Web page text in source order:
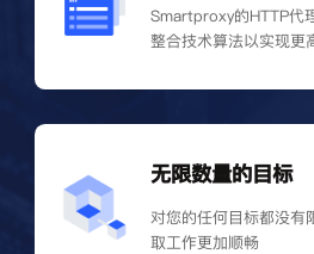
Smartproxy的HTTP代
整合技术算法以实现更
无限数量的目标
对您的任何目标都没有
取工作更加顺畅